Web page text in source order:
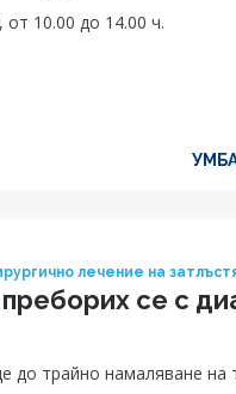
10.00 до 14.00 ч.
лечение на
се с
до трайно намаляване на